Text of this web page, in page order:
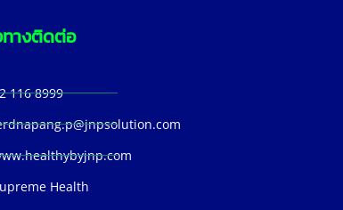
างติดต่อ
116 8999
Health